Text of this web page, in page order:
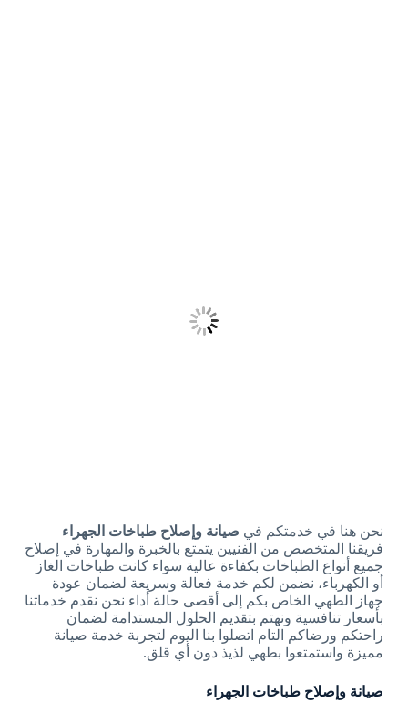
نحن هنا في خدمتكم في صيانة وإصلاح طباخات الجهراء
فريقنا المتخصص من الفنيين يتمتع بالخبرة والمهارة في إصلاح
جميع أنواع الطباخات بكفاءة عالية سواء كانت طباخات الغاز
أو الكهرباء، نضمن لكم خدمة فعالة وسريعة لضمان عودة
جهاز الطهي الخاص بكم إلى أقصى حالة أداء نحن نقدم خدماتنا
بأسعار تنافسية ونهتم بتقديم الحلول المستدامة لضمان
راحتكم ورضاكم التام اتصلوا بنا اليوم لتجربة خدمة صيانة
مميزة واستمتعوا بطهي لذيذ دون أي قلق.
صيانة وإصلاح طباخات الجهراء